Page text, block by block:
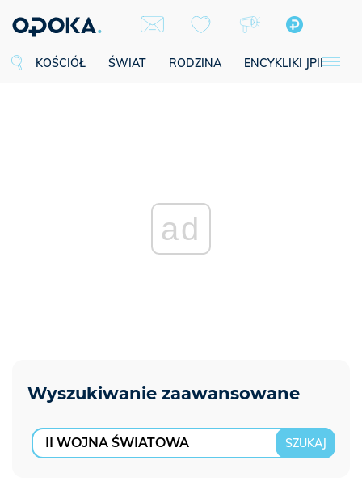
KOŚCIÓŁ ŚWIAT RODZINA ENCYKLIKI JPII
ad